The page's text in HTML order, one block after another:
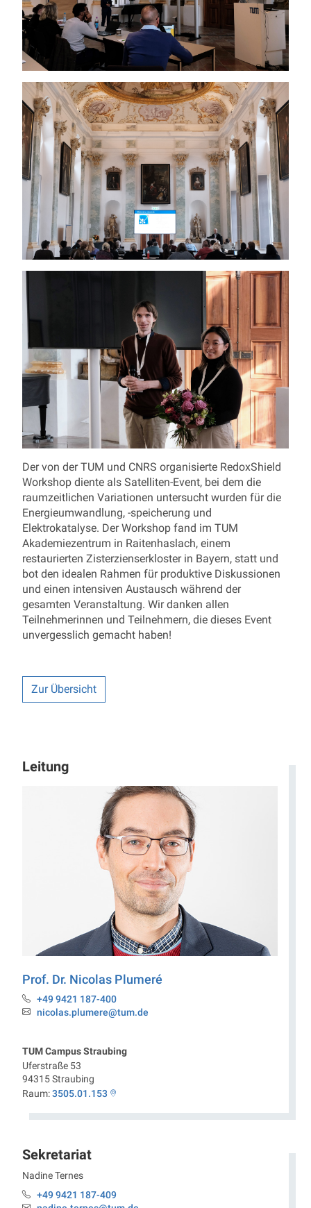
Der von der TUM und CNRS organisierte RedoxShield
Workshop diente als Satelliten-Event, bei dem die
raumzeitlichen Variationen untersucht wurden für die
Energieumwandlung, -speicherung und
Elektrokatalyse. Der Workshop fand im TUM
Akademiezentrum in Raitenhaslach, einem
restaurierten Zisterzienserkloster in Bayern, statt und
bot den idealen Rahmen für produktive Diskussionen
und einen intensiven Austausch während der
gesamten Veranstaltung. Wir danken allen
Teilnehmerinnen und Teilnehmern, die dieses Event
unvergesslich gemacht haben!
Zur Übersicht
Leitung
Prof. Dr. Nicolas Plumeré
Telefon:
+49 9421 187-400
Email:nicolas.plumere@tum.de
TUM Campus Straubing
Uferstraße 53
94315Straubing
Raum:3505.01.153
Sekretariat
NadineTernes
Professur Elektrobiotechnologie
Telefon:
+49 9421 187-409